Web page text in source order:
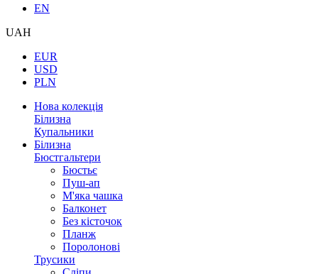
EN
UAH
EUR
USD
PLN
Нова колекція
Білизна
Купальники
Білизна
Бюстгальтери
Бюстьє
Пуш-ап
М'яка чашка
Балконет
Без кісточок
Планж
Поролонові
Трусики